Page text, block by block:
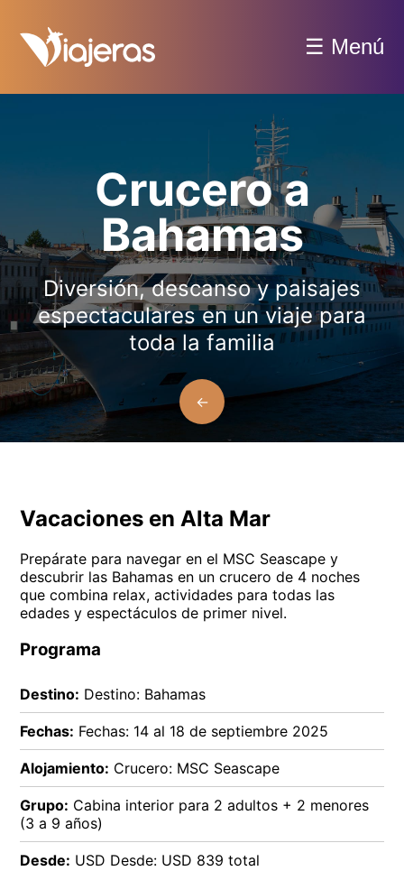
☰ Menú
Crucero a
Bahamas
Diversión, descanso y paisajes
espectaculares en un viaje para
toda la familia
←
Vacaciones en Alta Mar
Prepárate para navegar en el MSC Seascape y
descubrir las Bahamas en un crucero de 4 noches
que combina relax, actividades para todas las
edades y espectáculos de primer nivel.
Programa
Destino: Destino: Bahamas
Fechas: Fechas: 14 al 18 de septiembre 2025
Alojamiento: Crucero: MSC Seascape
Grupo: Cabina interior para 2 adultos + 2 menores
(3 a 9 años)
Desde: USD Desde: USD 839 total